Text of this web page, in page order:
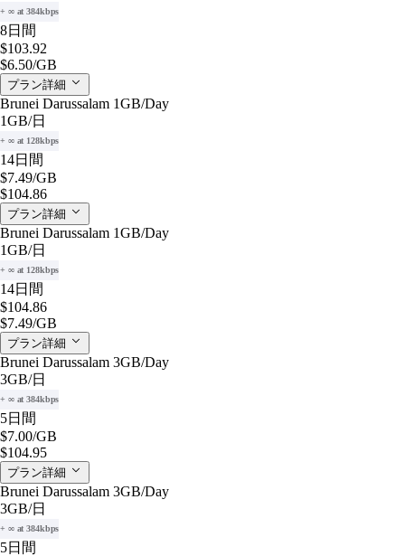
+ ∞ at 384kbps
8日間
$103.92
$6.50/GB
プラン詳細
Brunei Darussalam 1GB/Day
1GB/日
+ ∞ at 128kbps
14日間
$7.49/GB
$104.86
プラン詳細
Brunei Darussalam 1GB/Day
1GB/日
+ ∞ at 128kbps
14日間
$104.86
$7.49/GB
プラン詳細
Brunei Darussalam 3GB/Day
3GB/日
+ ∞ at 384kbps
5日間
$7.00/GB
$104.95
プラン詳細
Brunei Darussalam 3GB/Day
3GB/日
+ ∞ at 384kbps
5日間